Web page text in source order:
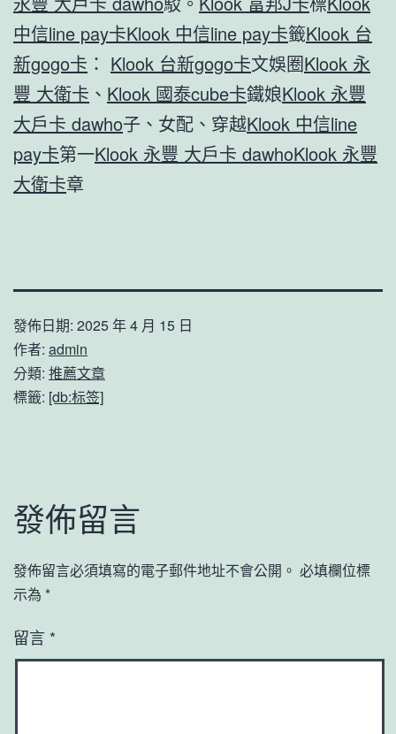
中信line pay卡Klook 中信line pay卡籤Klook 台
新gogo卡 ： Klook 台新gogo卡文娛圈Klook 永
豐 大衛卡 、 Klook 國泰cube卡鐵娘Klook 永豐
大戶卡 dawho子、女配、穿越Klook 中信line
pay卡第一Klook 永豐 大戶卡 dawhoKlook 永豐
大衛卡章
發佈日期: 2025 年 4 月 15 日
作者: admin
分類: 推薦文章
標籤: [db:标签]
發佈留言
發佈留言必須填寫的電子郵件地址不會公開。 必填欄位標
示為 *
留言 *